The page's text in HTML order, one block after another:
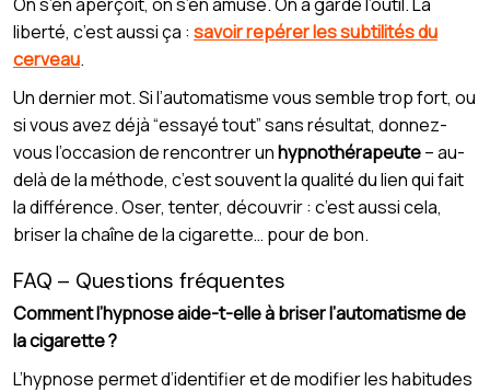
liberté, c’est aussi ça : savoir repérer les subtilités du
cerveau.
Un dernier mot. Si l’automatisme vous semble trop fort, ou
si vous avez déjà “essayé tout” sans résultat, donnez-
vous l’occasion de rencontrer unhypnothérapeute– au-
delà de la méthode, c’est souvent la qualité du lien qui fait
la différence. Oser, tenter, découvrir : c’est aussi cela,
briser la chaîne de la cigarette… pour de bon.
FAQ – Questions fréquentes
Comment l’hypnose aide-t-elle à briser l’automatisme de
la cigarette ?
L’hypnose permet d’identifier et de modifier les habitudes